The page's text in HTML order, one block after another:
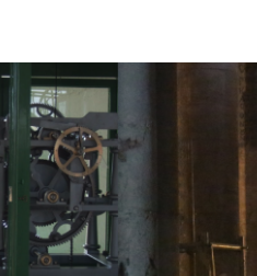
Vydání
Vydání
Vydání
Vydání
Vydání